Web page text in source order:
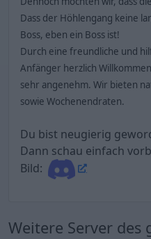
Dass der Höhlengang keine
Boss, eben ein Boss ist!
Durch eine freundliche und
Anfänger herzlich
sehr angenehm. Wir bieten
sowie Wochenendraten.
Du bist neugierig
Dann schau einfach
Bild:
Weitere Server des